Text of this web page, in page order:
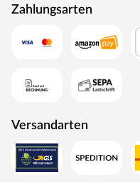
Zahlungsarten
Versandarten